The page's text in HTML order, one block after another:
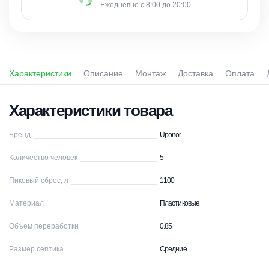
Ежедневно с 8:00 до 20:00
Характеристики Описание Монтаж Доставка Оплата
Характеристики товара
Бренд Uponor
Количество человек 5
Пиковый сброс, л 1100
Материал Пластиковые
Объем переработки 0.85
Размер септика Средние